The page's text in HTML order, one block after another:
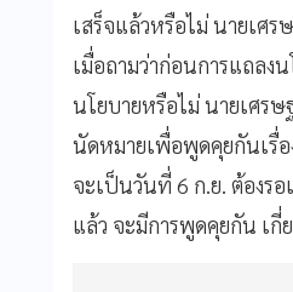
เสร็จแล้วหรือไม่ นายเศร
เมื่อถามว่าก่อนการแถลง
นโยบายหรือไม่ นายเศรษ
นัดหมายเพื่อพูดคุยกันเรื่อ
จะเป็นวันที่ 6 ก.ย. ต้องร
แล้ว จะมีการพูดคุยกัน เกี่ย